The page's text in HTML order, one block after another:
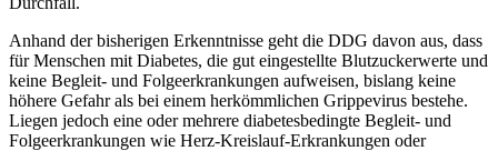
Anhand der bisherigen Erkenntnisse geht die DDG davon aus, dass
für Menschen mit Diabetes, die gut eingestellte Blutzuckerwerte und
keine Begleit- und Folgeerkrankungen aufweisen, bislang keine
höhere Gefahr als bei einem herkömmlichen Grippevirus bestehe.
Liegen jedoch eine oder mehrere diabetesbedingte Begleit- und
Folgeerkrankungen wie Herz-Kreislauf-Erkrankungen oder